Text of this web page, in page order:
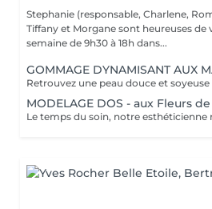
Stephanie (responsable, Charlene,
Tiffany et Morgane sont heureuses de
semaine de 9h30 à 18h dans...
GOMMAGE DYNAMISANT AUX
MODELAGE DOS - aux Fleurs